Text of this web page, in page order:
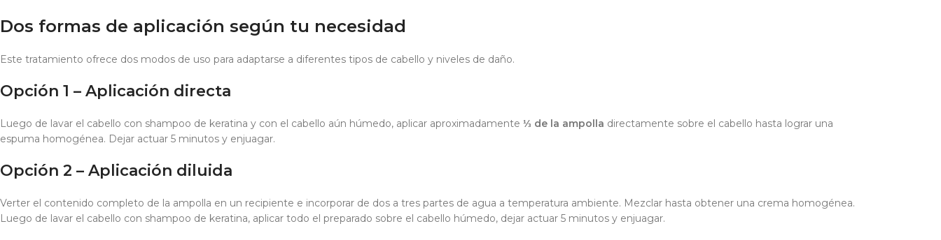
Dos formas de aplicación según tu necesidad
Este tratamiento ofrece dos modos de uso para adaptarse a diferentes tipos de cabello y niveles de daño.
Opción 1 – Aplicación directa
Luego de lavar el cabello con shampoo de keratina y con el cabello aún húmedo, aplicar aproximadamente ⅓ de la ampolla directamente sobre el cabello hasta lograr una
espuma homogénea. Dejar actuar 5 minutos y enjuagar.
Opción 2 – Aplicación diluida
Verter el contenido completo de la ampolla en un recipiente e incorporar de dos a tres partes de agua a temperatura ambiente. Mezclar hasta obtener una crema homogénea.
Luego de lavar el cabello con shampoo de keratina, aplicar todo el preparado sobre el cabello húmedo, dejar actuar 5 minutos y enjuagar.